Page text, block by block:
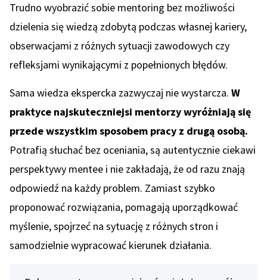
Trudno wyobrazić sobie mentoring bez możliwości
dzielenia się wiedzą zdobytą podczas własnej kariery,
obserwacjami z różnych sytuacji zawodowych czy
refleksjami wynikającymi z popełnionych błędów.
Sama wiedza ekspercka zazwyczaj nie wystarcza. W
praktyce najskuteczniejsi mentorzy wyróżniają się
przede wszystkim sposobem pracy z drugą osobą.
Potrafią słuchać bez oceniania, są autentycznie ciekawi
perspektywy mentee i nie zakładają, że od razu znają
odpowiedź na każdy problem. Zamiast szybko
proponować rozwiązania, pomagają uporządkować
myślenie, spojrzeć na sytuację z różnych stron i
samodzielnie wypracować kierunek działania.